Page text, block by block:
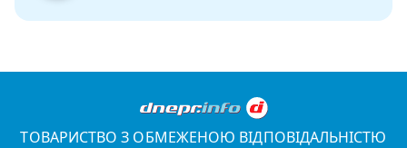
ТОВАРИСТВО З ОБМЕЖЕНОЮ ВІДПОВІДАЛЬНІСТЮ